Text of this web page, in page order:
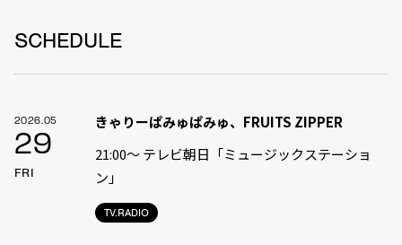
SCHEDULE
2026.05
29
FRI
TV.RADIO
きゃりーぱみゅぱみゅ、FRUITS ZIPPER
21:00〜 テレビ朝日「ミュージックステーショ
ン」